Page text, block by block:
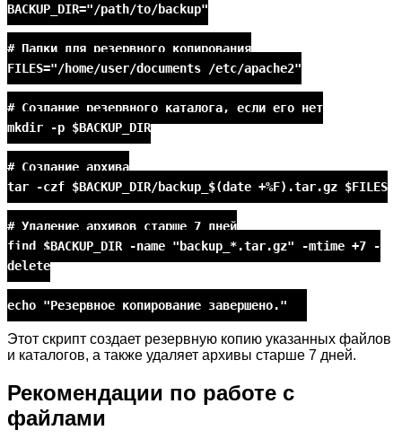
BACKUP_DIR="/path/to/backup"
# Папки для резервного копирования
FILES="/home/user/documents /etc/apache2"
# Создание резервного каталога, если его нет
mkdir -p $BACKUP_DIR
# Создание архива
tar -czf $BACKUP_DIR/backup_$(date +%F).tar.gz $FILES
# Удаление архивов старше 7 дней
find $BACKUP_DIR -name "backup_*.tar.gz" -mtime +7 -
delete
echo "Резервное копирование завершено."
Этот скрипт создает резервную копию указанных файлов
и каталогов, а также удаляет архивы старше 7 дней.
Рекомендации по работе с
файлами